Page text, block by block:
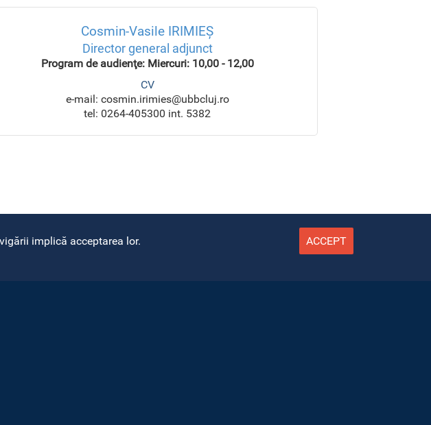
implică acceptarea lor.
ACCEPT
Cosmin-Vasile IRIMIEȘ
Director general adjunct
Program de audienţe: Miercuri: 10,00 - 12,00
CV
e-mail: cosmin.irimies@ubbcluj.ro
tel: 0264-405300 int. 5382